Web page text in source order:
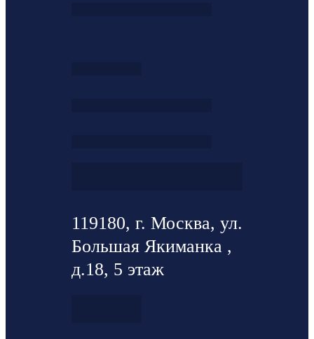
119180, г. Москва, ул.
Большая Якиманка ,
д.18, 5 этаж